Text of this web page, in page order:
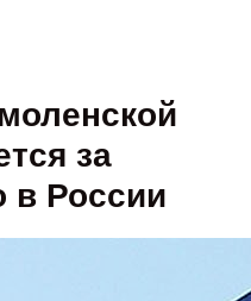
за
в России